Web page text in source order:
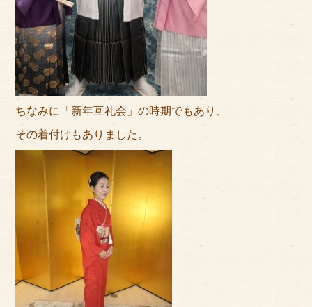
ちなみに「新年互礼会」の時期でもあり、
その着付けもありました。